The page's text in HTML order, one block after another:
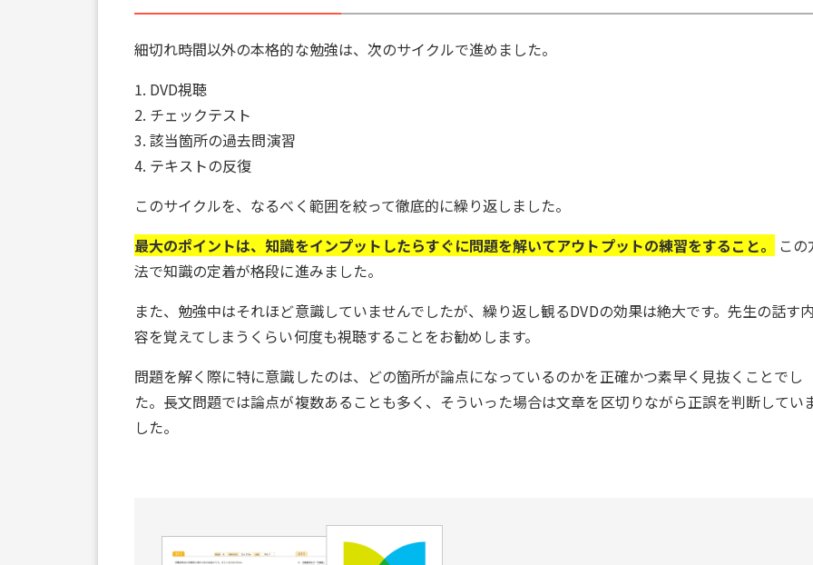
細切れ時間以外の本格的な勉強は、次のサイクルで進めました。
1. DVD視聴
2. チェックテスト
3. 該当箇所の過去問演習
4. テキストの反復
このサイクルを、なるべく範囲を絞って徹底的に繰り返しました。
最大のポイントは、知識をインプットしたらすぐに問題を解いてアウトプットの練習をすること。
この
法で知識の定着が格段に進みました。
また、勉強中はそれほど意識していませんでしたが、繰り返し観るDVDの効果は絶大です。先生の話す
容を覚えてしまうくらい何度も視聴することをお勧めします。
問題を解く際に特に意識したのは、どの箇所が論点になっているのかを正確かつ素早く見抜くことでし
た。長文問題では論点が複数あることも多く、そういった場合は文章を区切りながら正誤を判断してい
した。